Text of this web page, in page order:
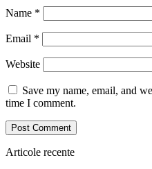
Name *
Email *
Website
Save my name, email, and
time I comment.
Articole recente